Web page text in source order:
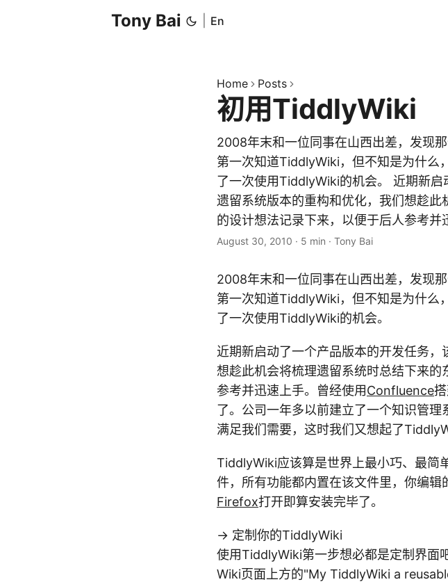
Tony Bai En
Home Posts
初用TiddlyWiki
2008年末和一位同事在山西出差，发现
第一次知道TiddlyWiki，但不知是为什么
了一次使用TiddlyWiki的机会。 近期新
遗留系统版本的重构和优化，我们想趁
的设计想法记录下来，以便于后人参考并
August 30, 2010 · 5 min · Tony Bai
2008年末和一位同事在山西出差，发现
第一次知道TiddlyWiki，但不知是为什么
了一次使用TiddlyWiki的机会。
近期新启动了一个产品版本的开发任务
想趁此机会将梳理遗留系统时总结下来
参考并迅速上手。曾经使用Confluence
了。公司一年多以前建立了一个知识管
满足我们需要，这时我们又想起了
TiddlyWiki应该算是世界上最小巧、最
件，所有功能都内置在该文件里，你编
Firefox打开即算安装完毕了。
-> 定制你的TiddlyWiki
使用TiddlyWiki第一步想必都是定制界面
Wiki页面上方的"My TiddlyWiki a